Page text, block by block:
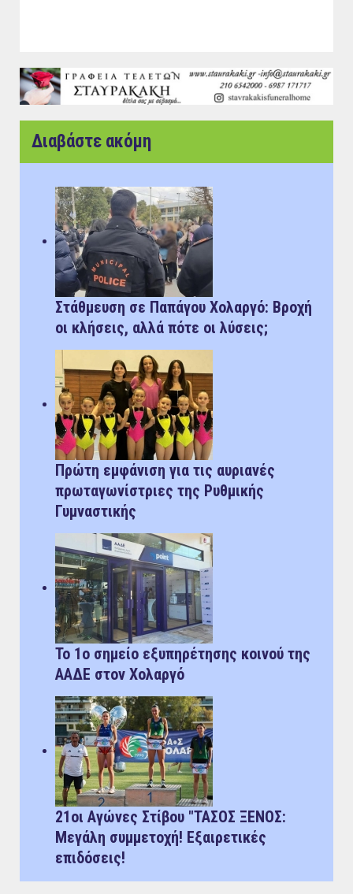
Διαβάστε ακόμη
Στάθμευση σε Παπάγου Χολαργό: Bροχή
οι κλήσεις, αλλά πότε οι λύσεις;
Πρώτη εμφάνιση για τις αυριανές
πρωταγωνίστριες της Ρυθμικής
Γυμναστικής
Το 1ο σημείο εξυπηρέτησης κοινού της
ΑΑΔΕ στον Χολαργό
21οι Αγώνες Στίβου "ΤΑΣΟΣ ΞΕΝΟΣ:
Μεγάλη συμμετοχή! Εξαιρετικές
επιδόσεις!